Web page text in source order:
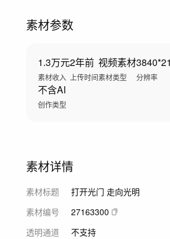
素材参数
1.3万元
素材收入
2年前
上传时间
视频素材
素材类型 分辨率
不含AI
创作类型
素材详情
素材标题
打开光门 走向光明
素材编号
27163300
透明通道
不支持